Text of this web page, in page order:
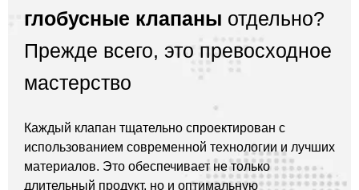
глобусные клапаны отдельно?
Прежде всего, это превосходное
мастерство
Каждый клапан тщательно спроектирован с
использованием современной технологии и лучших
материалов. Это обеспечивает не только
длительный продукт, но и оптимальную